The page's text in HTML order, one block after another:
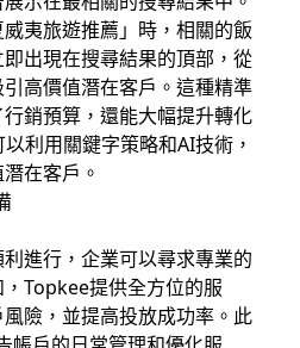
夷旅遊推薦」時，相關的飯
出現在搜尋結果的頂部，從
高價值潛在客戶。這種精準
銷預算，還能大幅提升轉化
以利用關鍵字策略和AI技術，
在客戶。
進行，企業可以尋求專業的
Topkee提供全方位的服
險，並提高投放成功率。此